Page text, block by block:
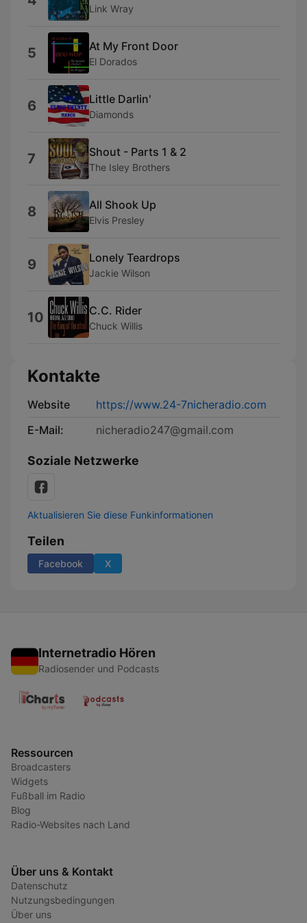
Link Wray
5 At My Front Door
El Dorados
6 Little Darlin'
Diamonds
7 Shout - Parts 1 & 2
The Isley Brothers
8 All Shook Up
Elvis Presley
9 Lonely Teardrops
Jackie Wilson
10 C.C. Rider
Chuck Willis
Kontakte
Website
https://www.24-7nicheradio.com
E-Mail:
nicheradio247@gmail.com
Soziale Netzwerke
Aktualisieren Sie diese Funkinformationen
Teilen
Facebook X
Internetradio Hören
Radiosender und Podcasts
Ressourcen
Broadcasters
Widgets
Fußball im Radio
Blog
Radio-Websites nach Land
Über uns & Kontakt
Datenschutz
Nutzungsbedingungen
Über uns